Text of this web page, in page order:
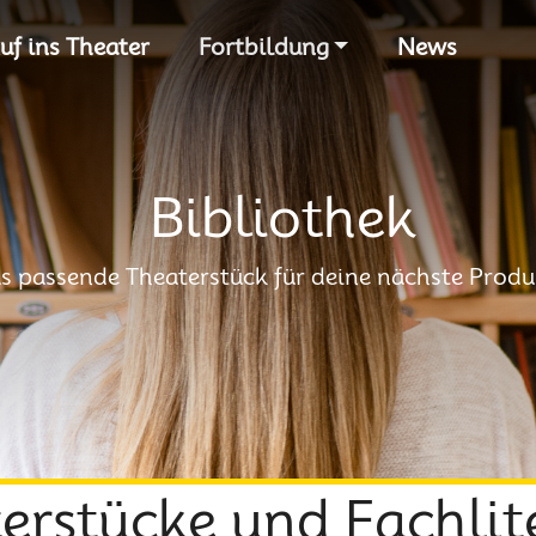
Bibliothek
passende Theaterstück für deine nächste
ins Theater Fortbildung News
und